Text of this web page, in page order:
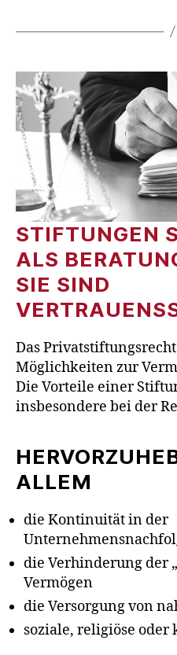
STIFTUNGEN
ALS
SIE SIND
Das
Möglichkeiten zur
Die Vorteile einer
insbesondere bei der
ALLEM
die Kontinuität in der
die Verhinderung der
Vermögen
die Versorgung von
soziale, religiöse